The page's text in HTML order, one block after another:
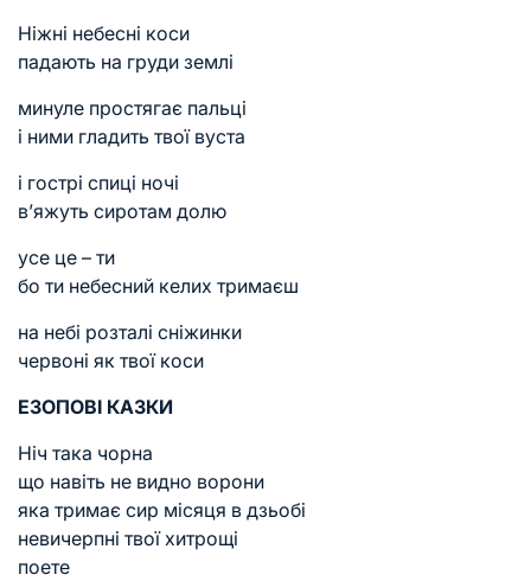
Ніжні небесні коси
падають на груди землі
минуле простягає пальці
і ними гладить твої вуста
і гострі спиці ночі
в’яжуть сиротам долю
усе це – ти
бо ти небесний келих тримаєш
на небі розталі сніжинки
червоні як твої коси
ЕЗОПОВІ КАЗКИ
Ніч така чорна
що навіть не видно ворони
яка тримає сир місяця в дзьобі
невичерпні твої хитрощі
поете